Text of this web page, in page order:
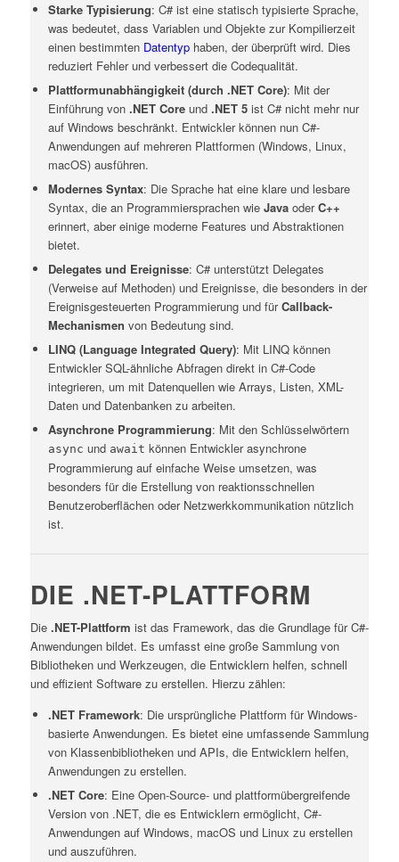
Starke Typisierung: C# ist eine statisch typisierte Sprache,
was bedeutet, dass Variablen und Objekte zur Kompilierzeit
einen bestimmten Datentyphaben, der überprüft wird. Dies
reduziert Fehler und verbessert die Codequalität.
Plattformunabhängigkeit (durch .NET Core): Mit der
Einführung von .NET Coreund .NET 5ist C# nicht mehr nur
auf Windows beschränkt. Entwickler können nun C#-
Anwendungen auf mehreren Plattformen (Windows, Linux,
macOS) ausführen.
Modernes Syntax: Die Sprache hat eine klare und lesbare
Syntax, die an Programmiersprachen wie JavaoderC++
erinnert, aber einige moderne Features und Abstraktionen
bietet.
Delegates und Ereignisse: C# unterstützt Delegates
(Verweise auf Methoden) und Ereignisse, die besonders in der
Ereignisgesteuerten Programmierung und fürCallback-
Mechanismen von Bedeutung sind.
LINQ (Language Integrated Query): Mit LINQ können
Entwickler SQL-ähnliche Abfragen direkt in C#-Code
integrieren, um mit Datenquellen wie Arrays, Listen, XML-
Daten und Datenbanken zu arbeiten.
Asynchrone Programmierung: Mit den Schlüsselwörtern
async und await können Entwickler asynchrone
Programmierung auf einfache Weise umsetzen, was
besonders für die Erstellung von reaktionsschnellen
Benutzeroberflächen oder Netzwerkkommunikation nützlich
ist.
DIE .NET-PLATTFORM
Die .NET-Plattform ist das Framework, das die Grundlage für C#-
Anwendungen bildet. Es umfasst eine große Sammlung von
Bibliotheken und Werkzeugen, die Entwicklern helfen, schnell
und effizient Software zu erstellen. Hierzu zählen:
.NET Framework: Die ursprüngliche Plattform für Windows-
basierte Anwendungen. Es bietet eine umfassende Sammlung
von Klassenbibliotheken und APIs, die Entwicklern helfen,
Anwendungen zu erstellen.
.NET Core: Eine Open-Source- und plattformübergreifende
Version von .NET, die es Entwicklern ermöglicht, C#-
Anwendungen auf Windows, macOS und Linux zu erstellen
und auszuführen.